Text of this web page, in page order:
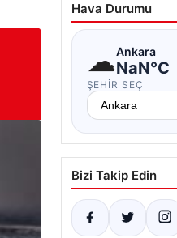
Hava Durumu
☁Ankara
NaN°C
ŞEHIR SEÇ
Bizi Takip Edin